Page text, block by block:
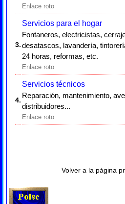
Enlace roto
3.
Servicios para el hogar
Fontaneros, electricistas,
desatascos, lavandería,
24 horas, reformas, etc.
Enlace roto
4.
Servicios técnicos
Reparación, mantenimiento,
distribuidores...
Enlace roto
Volver a la página